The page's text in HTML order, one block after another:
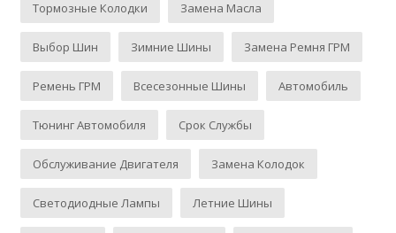
Тормозные Колодки Замена Масла
Выбор Шин Зимние Шины Замена Ремня ГРМ
Ремень ГРМ Всесезонные Шины Автомобиль
Тюнинг Автомобиля Срок Службы
Обслуживание Двигателя Замена Колодок
Светодиодные Лампы Летние Шины